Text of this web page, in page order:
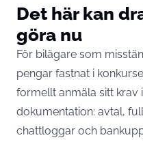
Det här kan
göra nu
För bilägare som
pengar fastnat i
formellt anmäla sitt krav
dokumentation: avtal,
chattloggar och